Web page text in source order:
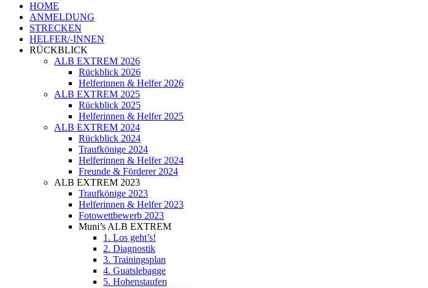
HOME
ANMELDUNG
STRECKEN
HELFER/-INNEN
RÜCKBLICK
ALB EXTREM 2026
Rückblick 2026
Helferinnen & Helfer 2026
ALB EXTREM 2025
Rückblick 2025
Helferinnen & Helfer 2025
ALB EXTREM 2024
Rückblick 2024
Traufkönige 2024
Helferinnen & Helfer 2024
Freunde & Förderer 2024
ALB EXTREM 2023
Traufkönige 2023
Helferinnen & Helfer 2023
Fotowettbewerb 2023
Muni’s ALB EXTREM
1. Los geht’s!
2. Diagnostik
3. Trainingsplan
4. Guatslebagge
5. Hohenstaufen